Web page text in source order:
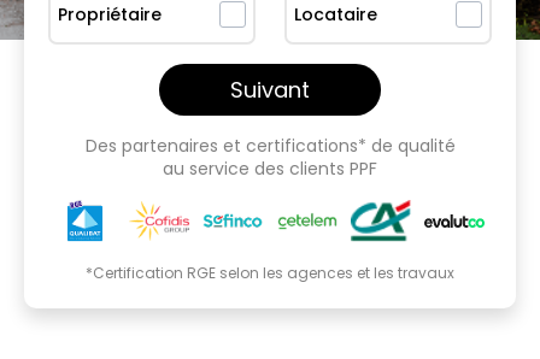
Propriétaire Locataire
Suivant
Des partenaires et certifications* de qualité
au service des clients PPF
*Certification RGE selon les agences et les travaux